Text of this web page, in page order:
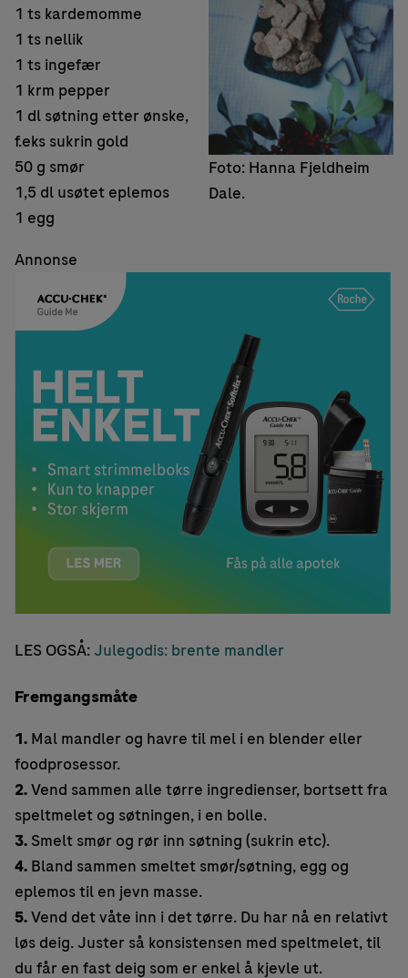
Foto: Hanna Fjeldheim
Dale.
1 ts kardemomme
1 ts nellik
1 ts ingefær
1 krm pepper
1 dl søtning etter ønske,
f.eks sukrin gold
50 g smør
1,5 dl usøtet eplemos
1 egg
Annonse
LES OGSÅ: Julegodis: brente mandler
Fremgangsmåte
1. Mal mandler og havre til mel i en blender eller
foodprosessor.
2.Vend sammen alle tørre ingredienser, bortsett fra
speltmelet og søtningen, i en bolle.
3. Smelt smør og rør inn søtning (sukrin etc).
4. Bland sammen smeltet smør/søtning, egg og
eplemos til en jevn masse.
5.Vend det våte inn i det tørre. Du har nå en relativt
løs deig. Juster så konsistensen med speltmelet, til
du får en fast deig som er enkel å kjevle ut.